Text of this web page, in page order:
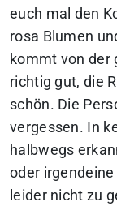
euch mal den
rosa Blumen
kommt von der
richtig gut, die
schön. Die
vergessen. In
halbwegs
oder
leider nicht zu